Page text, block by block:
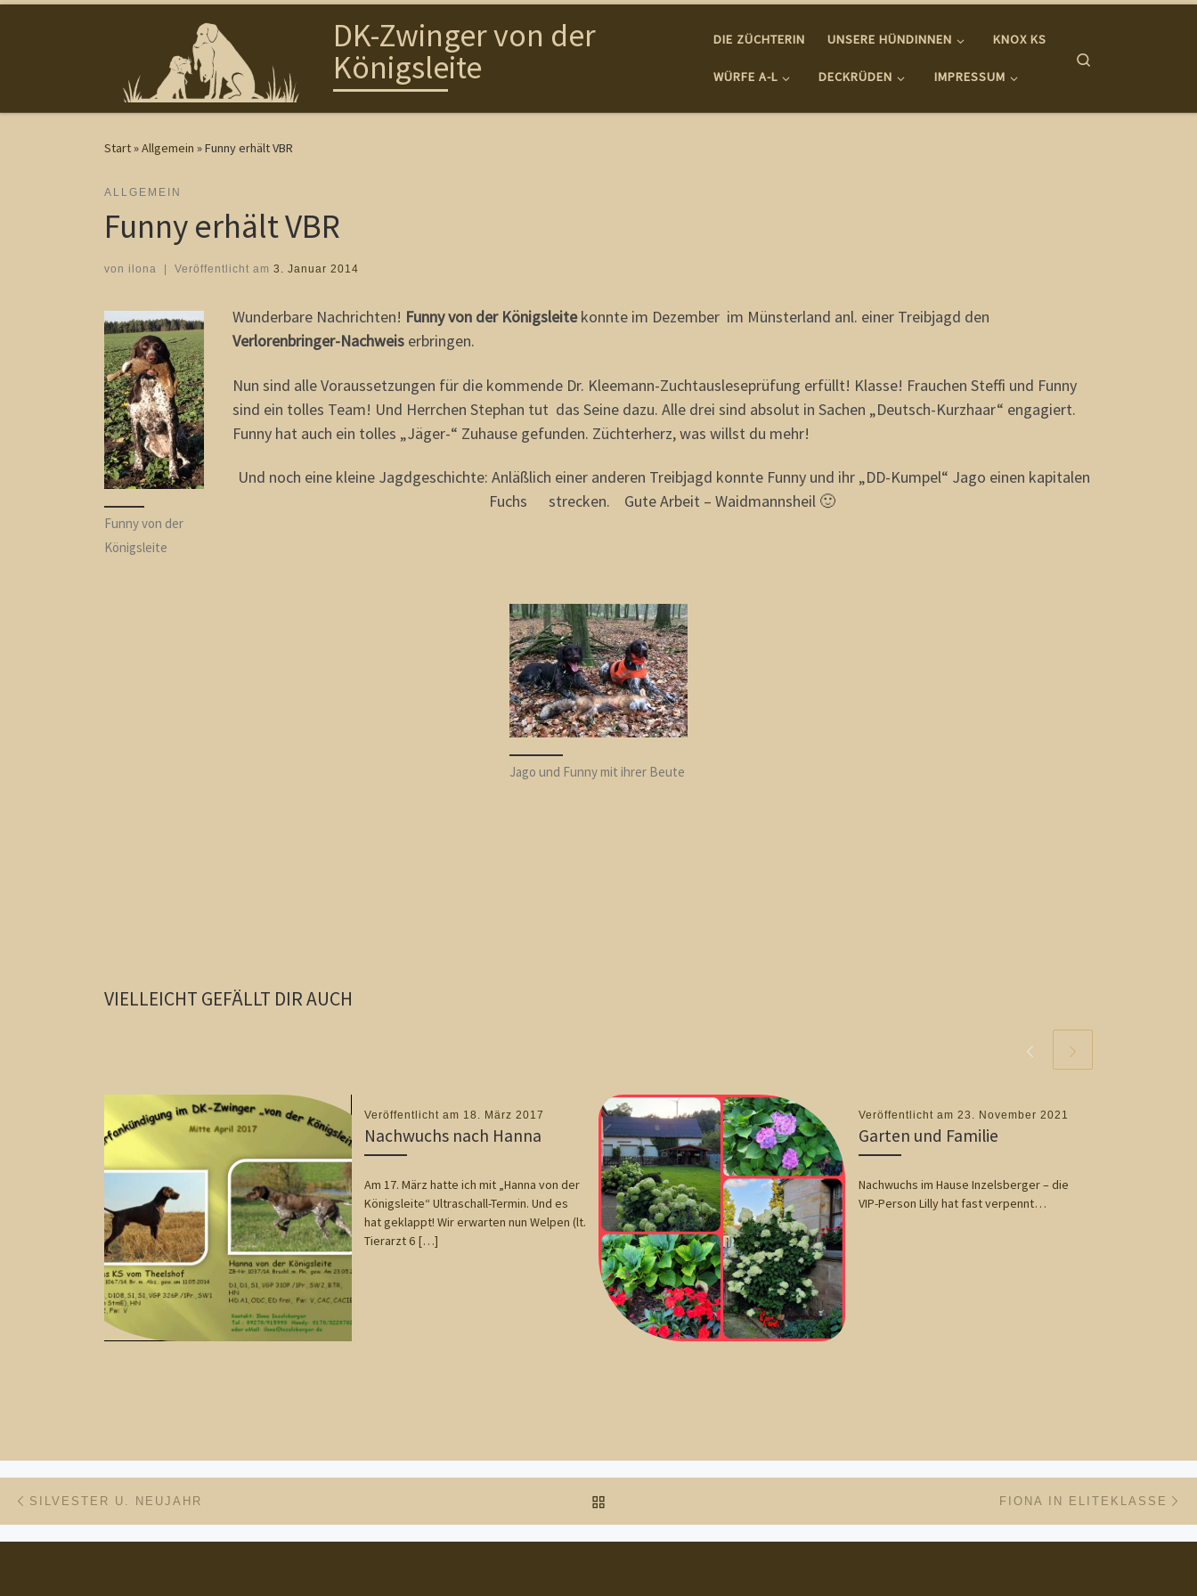
DK-Zwinger von der
Königsleite
DIE ZÜCHTERIN UNSERE HÜNDINNEN KNOX KS
WÜRFE A-L DECKRÜDEN IMPRESSUM
Start»Allgemein »Funny erhält VBR
ALLGEMEIN
Funny erhält VBR
von ilona Veröffentlicht am 3. Januar 2014
Funny von der
Königsleite
Wunderbare Nachrichten! Funny von der Königsleitekonnte im Dezember im Münsterland anl. einer Treibjagd den
Verlorenbringer-Nachweiserbringen.
Nun sind alle Voraussetzungen für die kommende Dr. Kleemann-Zuchtausleseprüfung erfüllt! Klasse! Frauchen Steffi und Funny
sind ein tolles Team! Und Herrchen Stephan tut das Seine dazu. Alle drei sind absolut in Sachen „Deutsch-Kurzhaar“ engagiert.
Funny hat auch ein tolles „Jäger-“ Zuhause gefunden. Züchterherz, was willst du mehr!
Und noch eine kleine Jagdgeschichte: Anläßlich einer anderen Treibjagd konnte Funny und ihr „DD-Kumpel“ Jago einen kapitalen
Fuchs strecken. Gute Arbeit – Waidmannsheil 🙂
Jago und Funny mit ihrer Beute
VIELLEICHT GEFÄLLT DIR AUCH
Veröffentlicht am 18. März 2017
Nachwuchs nach Hanna
Am 17. März hatte ich mit „Hanna von der
Königsleite“ Ultraschall-Termin. Und es
hat geklappt! Wir erwarten nun Welpen (lt.
Tierarzt 6 […]
Veröffentlicht am 23. November 2021
Garten und Familie
Nachwuchs im Hause Inzelsberger – die
VIP-Person Lilly hat fast verpennt…
Beitragsnavigation
SILVESTER U. NEUJAHR FIONA IN ELITEKLASSE